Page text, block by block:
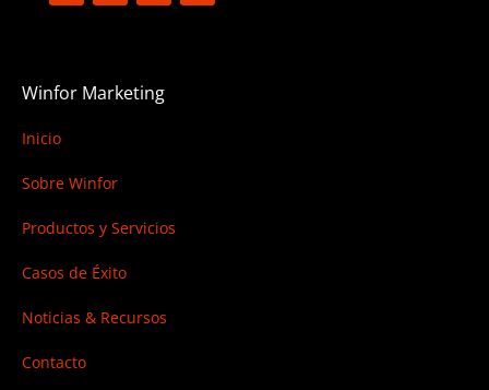
Winfor Marketing
Inicio
Sobre Winfor
Productos y Servicios
Casos de Éxito
Noticias & Recursos
Contacto